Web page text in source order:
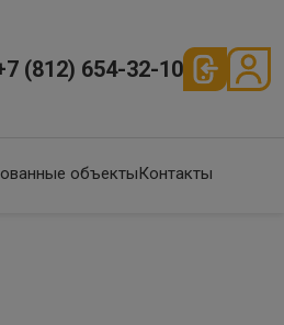
(812) 654-32-10
объектыКонтакты